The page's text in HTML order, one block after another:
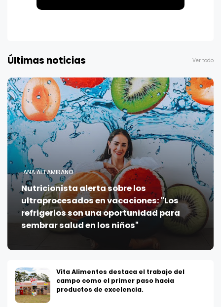
Últimas noticias Ver todo
ANA ALTAMIRANO
Nutricionista alerta sobre los
ultraprocesados en vacaciones: "Los
refrigerios son una oportunidad para
sembrar salud en los niños"
Vita Alimentos destaca el trabajo del
campo como el primer paso hacia
productos de excelencia.